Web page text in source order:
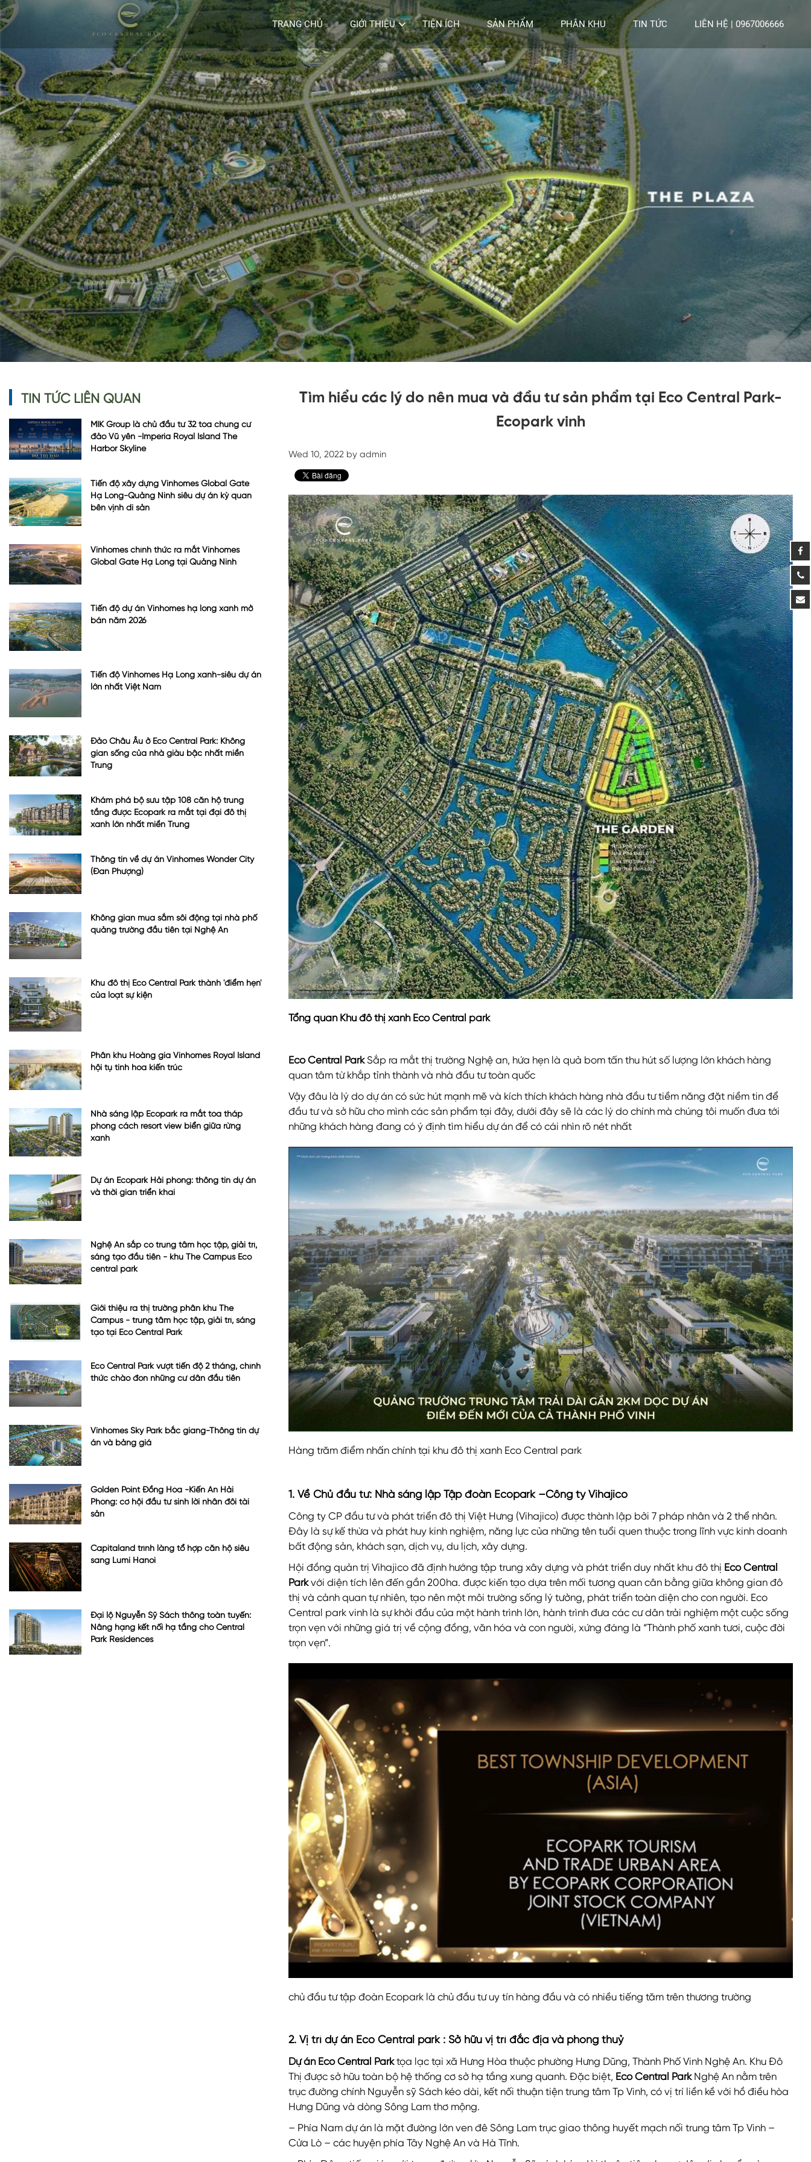
TRANG CHỦ GIỚI THIỆU TIỆN ÍCH SẢN PHẨM PHÂN KHU TIN TỨC LIÊN HỆ | 0967006666
Tìm hiểu các lý do nên mua và đầu tư sản phẩm tại Eco Central Park-
Ecopark vinh
Wed 10, 2022 by admin
Tổng quan Khu đô thị xanh Eco Central park
Eco Central ParkSắp ra mắt thị trường Nghệ an, hứa hẹn là quả bom tấn thu hút số lượng lớn khách hàng
quan tâm từ khắp tỉnh thành và nhà đầu tư toàn quốc
Vậy đâu là lý do dự án có sức hút mạnh mẽ và kích thích khách hàng nhà đầu tư tiềm năng đặt niềm tin để
đầu tư và sở hữu cho mình các sản phẩm tại đây, dưới đây sẽ là các lý do chính mà chúng tôi muốn đưa tới
những khách hàng đang có ý định tìm hiểu dự án để có cái nhìn rõ nét nhất
Hàng trăm điểm nhấn chính tại khu đô thị xanh Eco Central park
1. Về Chủ đầu tư: Nhà sáng lập Tập đoàn Ecopark –Công ty Vihajico
Công ty CP đầu tư và phát triển đô thị Việt Hưng (Vihajico) được thành lập bởi 7 pháp nhân và 2 thể nhân.
Đây là sự kế thừa và phát huy kinh nghiệm, năng lực của những tên tuổi quen thuộc trong lĩnh vực kinh doanh
bất động sản, khách sạn, dịch vụ, du lịch, xây dựng.
Hội đồng quản trị Vihajico đã định hướng tập trung xây dựng và phát triển duy nhất khu đô thị Eco Central
Parkvới diện tích lên đến gần 200ha. được kiến tạo dựa trên mối tương quan cân bằng giữa không gian đô
thị và cảnh quan tự nhiên, tạo nên một môi trường sống lý tưởng, phát triển toàn diện cho con người. Eco
Central park vinh là sự khởi đầu của một hành trình lớn, hành trình đưa các cư dân trải nghiệm một cuộc sống
trọn vẹn với những giá trị về cộng đồng, văn hóa và con người, xứng đáng là “Thành phố xanh tươi, cuộc đời
trọn vẹn”.
chủ đầu tư tập đoàn Ecopark là chủ đầu tư uy tín hàng đầu và có nhiều tiếng tăm trên thương trường
2. Vị trí dự án Eco Central park : Sở hữu vị trí đắc địa và phong thuỷ
Dự án Eco Central Parktọa lạc tại xã Hưng Hòa thuộc phường Hưng Dũng, Thành Phố Vinh Nghệ An. Khu Đô
Thị được sở hữu toàn bộ hệ thống cơ sở hạ tầng xung quanh. Đặc biệt, Eco Central ParkNghệ An nằm trên
trục đường chính Nguyễn sỹ Sách kéo dài, kết nối thuận tiện trung tâm Tp Vinh, có vị trí liền kề với hồ điều hòa
Hưng Dũng và dòng Sông Lam thơ mộng.
– Phía Nam dự án là mặt đường lớn ven đê Sông Lam trục giao thông huyết mạch nối trung tâm Tp Vinh –
Cửa Lò – các huyện phía Tây Nghệ An và Hà Tĩnh.
TIN TỨC LIÊN QUAN
MIK Group là chủ đầu tư 32 tòa chung cư
đảo Vũ yên -Imperia Royal Island The
Harbor Skyline
Tiến độ xây dựng Vinhomes Global Gate
Hạ Long-Quảng Ninh siêu dự án kỳ quan
bên vịnh di sản
Vinhomes chính thức ra mắt Vinhomes
Global Gate Hạ Long tại Quảng Ninh
Tiến độ dự án Vinhomes hạ long xanh mở
bán năm 2026
Tiến độ Vinhomes Hạ Long xanh-siêu dự án
lớn nhất Việt Nam
Đảo Châu Âu ở Eco Central Park: Không
gian sống của nhà giàu bậc nhất miền
Trung
Khám phá bộ sưu tập 108 căn hộ trung
tầng được Ecopark ra mắt tại đại đô thị
xanh lớn nhất miền Trung
Thông tin về dự án Vinhomes Wonder City
(Đan Phượng)
Không gian mua sắm sôi động tại nhà phố
quảng trường đầu tiên tại Nghệ An
Khu đô thị Eco Central Park thành 'điểm hẹn'
của loạt sự kiện
Phân khu Hoàng gia Vinhomes Royal Island
hội tụ tinh hoa kiến trúc
Nhà sáng lập Ecopark ra mắt tòa tháp
phong cách resort view biển giữa rừng
xanh
Dự án Ecopark Hải phòng: thông tin dự án
và thời gian triển khai
Nghệ An sắp có trung tâm học tập, giải trí,
sáng tạo đầu tiên - khu The Campus Eco
central park
Giới thiệu ra thị trường phân khu The
Campus - trung tâm học tập, giải trí, sáng
tạo tại Eco Central Park
Eco Central Park vượt tiến độ 2 tháng, chính
thức chào đón những cư dân đầu tiên
Vinhomes Sky Park bắc giang-Thông tin dự
án và bảng giá
Golden Point Đồng Hòa -Kiến An Hải
Phòng: cơ hội đầu tư sinh lời nhân đôi tài
sản
Capitaland trình làng tổ hợp căn hộ siêu
sang Lumi Hanoi
Đại lộ Nguyễn Sỹ Sách thông toàn tuyến:
Nâng hạng kết nối hạ tầng cho Central
Park Residences